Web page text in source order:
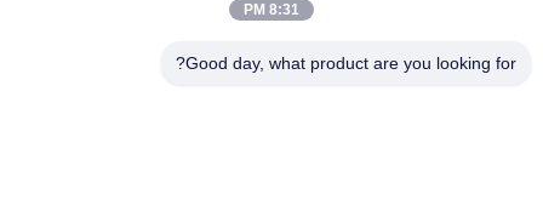
90 درجة إمرأة حضرت أنابيب الألومنيوم المشتركة الصب الصب ذراع
8:31 PM
Good day, what product are you looking for?